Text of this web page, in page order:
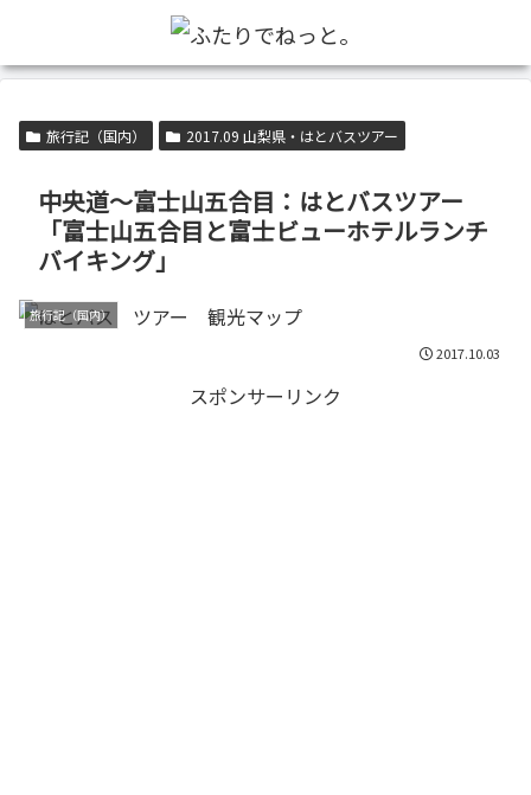
旅行記（国内） 2017.09 山梨県・はとバスツアー
中央道～富士山五合目：はとバスツアー
「富士山五合目と富士ビューホテルランチ
バイキング」
旅行記（国内）
2017.10.03
スポンサーリンク